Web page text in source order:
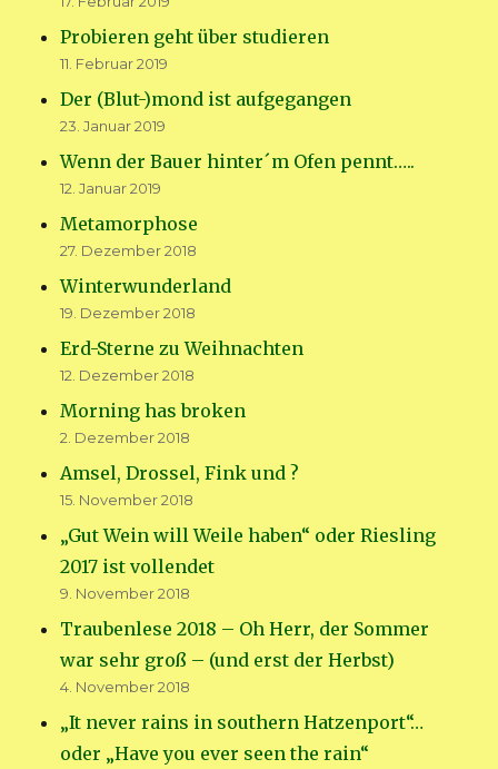
Probieren geht über studieren
11. Februar 2019
Der (Blut-)mond ist aufgegangen
23. Januar 2019
Wenn der Bauer hinter´m Ofen pennt…..
12. Januar 2019
Metamorphose
27. Dezember 2018
Winterwunderland
19. Dezember 2018
Erd-Sterne zu Weihnachten
12. Dezember 2018
Morning has broken
2. Dezember 2018
Amsel, Drossel, Fink und ?
15. November 2018
„Gut Wein will Weile haben“ oder Riesling
2017 ist vollendet
9. November 2018
Traubenlese 2018 – Oh Herr, der Sommer
war sehr groß – (und erst der Herbst)
4. November 2018
„It never rains in southern Hatzenport“…
oder „Have you ever seen the rain“